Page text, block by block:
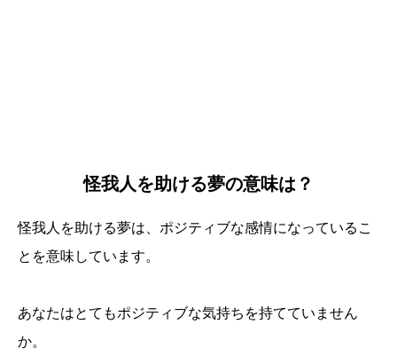
怪我人を助ける夢の意味は？
怪我人を助ける夢は、ポジティブな感情になっているこ
とを意味しています。
あなたはとてもポジティブな気持ちを持てていません
か。